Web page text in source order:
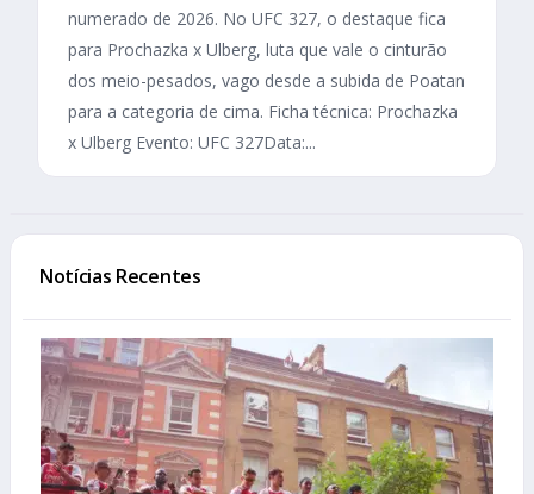
numerado de 2026. No UFC 327, o destaque fica
para Prochazka x Ulberg, luta que vale o cinturão
dos meio-pesados, vago desde a subida de Poatan
para a categoria de cima. Ficha técnica: Prochazka
x Ulberg Evento: UFC 327Data:...
Notícias Recentes